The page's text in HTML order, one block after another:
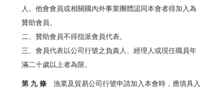
人。他會會員或相關國內外事業團體認同本會者得加入為
贊助會員。
二、贊助會員不得指派會員代表。
三、會員代表以公司行號之負責人、經理人或現任職員年
滿二十歲以上者為限。
第 九 條漁業及貿易公司行號申請加入本會時，應填具入